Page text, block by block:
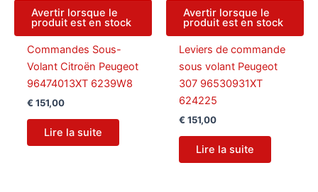
Avertir lorsque le
produit est en stock
Commandes Sous-
Volant Citroën Peugeot
96474013XT 6239W8
€ 151,00
Lire la suite
Avertir lorsque le
produit est en stock
Leviers de commande
sous volant Peugeot
307 96530931XT
624225
€ 151,00
Lire la suite